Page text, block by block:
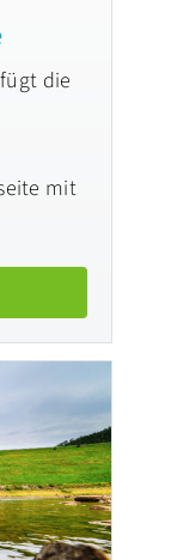
die
mit